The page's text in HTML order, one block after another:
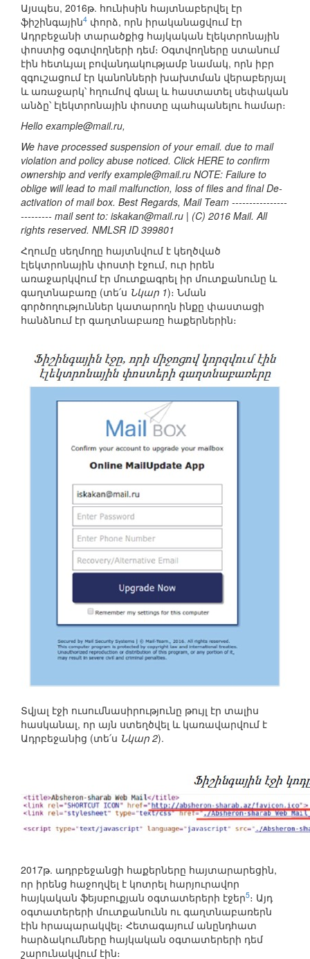
Այսպես, 2016թ. հունիսին հայտնաբերվել էր
ֆիշինգային4 փորձ, որն իրականացվում էր
Ադրբեջանի տարածքից հայկական էլեկտրոնային
փոստից օգտվողների դեմ։ Օգտվողները ստանում
էին հետևյալ բովանդակությամբ նամակ, որն իբր
զգուշացում էր կանոնների խախտման վերաբերյալ
և առաջարկ՝ հղումով գնալ և հաստատել սեփական
անձը՝ էլեկտրոնային փոստը պահպանելու համար։
Hello example@mail.ru,
We have processed suspension of your email. due to mail
violation and policy abuse noticed. Click HERE to confirm
ownership and verify example@mail.ru NOTE: Failure to
oblige will lead to mail malfunction, loss of files and final De-
activation of mail box. Best Regards, Mail Team ----------------
--------- mail sent to: iskakan@mail.ru | (C) 2016 Mail. All
rights reserved. NMLSR ID 399801
Հղումը սեղմողը հայտնվում է կեղծված
էլեկտրոնային փոստի էջում, ուր իրեն
առաջարկվում էր մուտքագրել իր մուտքանունը և
գաղտնաբառը (տե՛ս Նկար 1)։ Նման
գործողություններ կատարողն ինքը փաստացի
հանձնում էր գաղտնաբառը հաքերներին։
Տվյալ էջի ուսումնասիրությունը թույլ էր տալիս
հասկանալ, որ այն ստեղծվել և կառավարվում է
Ադրբեջանից (տե՛ս Նկար 2).
2017թ. ադրբեջանցի հաքերները հայտարարեցին,
որ իրենց հաջողվել է կոտրել հարյուրավոր
հայկական ֆեյսբուքյան օգտատերերի էջեր5։ Այդ
օգտատերերի մուտքանունն ու գաղտնաբառերն
էին հրապարակվել։ Հետագայում անընդհատ
հարձակումները հայկական օգտատերերի դեմ
շարունակվում էին։